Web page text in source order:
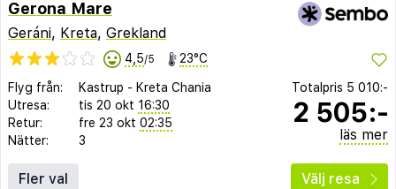
Gerona Mare
Geráni, Kreta, Grekland
4,5/5 23°C
Flyg från: Kastrup - Kreta Chania
Utresa:
tis 20 okt 16:30
Retur:
fre 23 okt 02:35
Nätter:
3
Totalpris 5 010:-
2 505:-
läs mer
Fler val Välj resa